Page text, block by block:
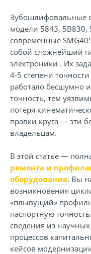
Зубошлифовальные
модели 5843, 5В830,
современные
собой сложнейший
электроники . Их
4-5 степени
работало бесшумно
точность, тем
потеря
правки круга — эти
владельцам.
В этой статье —
ремонта и
оборудования. Вы
возникновения
«плывущий»
паспортную
сведения из
процессов
кейсов